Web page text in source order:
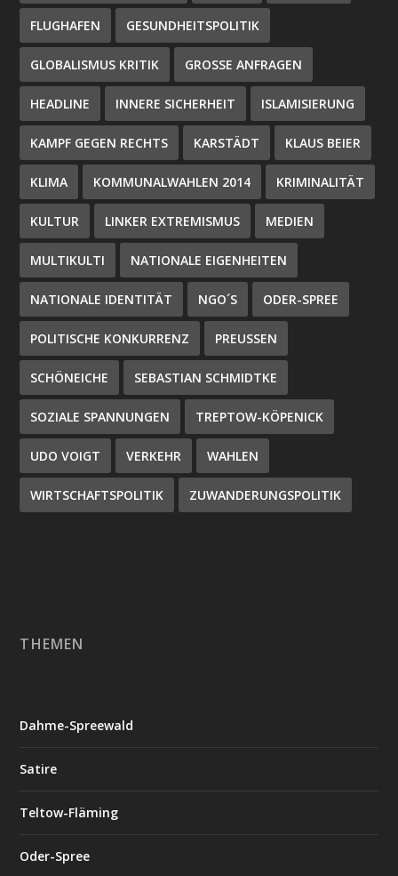
FLUGHAFEN GESUNDHEITSPOLITIK
GLOBALISMUS KRITIK GROSSE ANFRAGEN
HEADLINE INNERE SICHERHEIT ISLAMISIERUNG
KAMPF GEGEN RECHTS KARSTÄDT KLAUS BEIER
KLIMA KOMMUNALWAHLEN 2014 KRIMINALITÄT
KULTUR LINKER EXTREMISMUS MEDIEN
MULTIKULTI NATIONALE EIGENHEITEN
NATIONALE IDENTITÄT NGO´S ODER-SPREE
POLITISCHE KONKURRENZ PREUSSEN
SCHÖNEICHE SEBASTIAN SCHMIDTKE
SOZIALE SPANNUNGEN TREPTOW-KÖPENICK
UDO VOIGT VERKEHR WAHLEN
WIRTSCHAFTSPOLITIK ZUWANDERUNGSPOLITIK
THEMEN
Dahme-Spreewald
Satire
Teltow-Fläming
Oder-Spree